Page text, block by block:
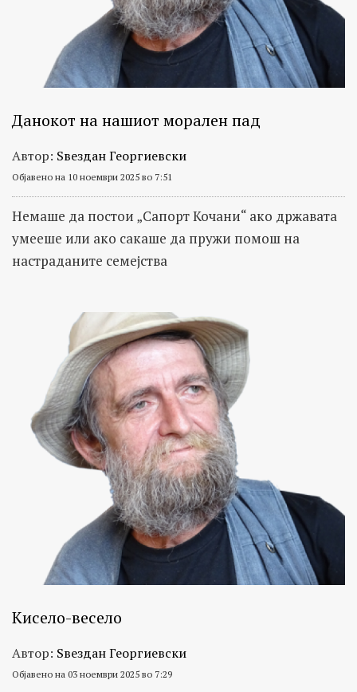
Данокот на нашиот морален пад
Автор: Ѕвездан Георгиевски
Објавено на 10 ноември 2025 во 7:51
Немаше да постои „Сапорт Кочани“ ако државата
умееше или ако сакаше да пружи помош на
настраданите семејства
Кисело-весело
Автор: Ѕвездан Георгиевски
Објавено на 03 ноември 2025 во 7:29